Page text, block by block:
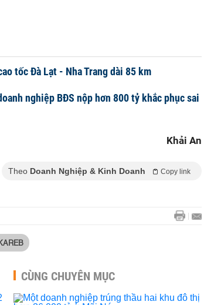
tốc Đà Lạt - Nha Trang dài 85 km
nghiệp BĐS nộp hơn 800 tỷ khắc phục sai
Khải An
Theo Doanh Nghiệp & Kinh Doanh Copy link
CÙNG CHUYÊN MỤC